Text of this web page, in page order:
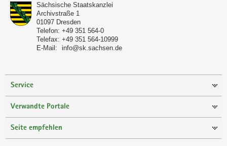
Sächsische Staatskanzlei
Archivstraße 1
01097 Dresden
Telefon: +49 351 564-0
Telefax: +49 351 564-10999
E-Mail:
info@sk.sachsen.de
Service
Verwandte Portale
Seite empfehlen